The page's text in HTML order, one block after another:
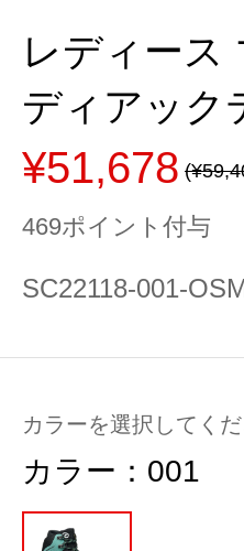
レディース
ディアック
¥51,678
469ポイント付与
SC22118-001-
カラーを選択してく
カラー： 001